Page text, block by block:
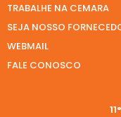
TRABALHE NA CEMARA
SEJA NOSSO
WEBMAIL
FALE CONOSCO